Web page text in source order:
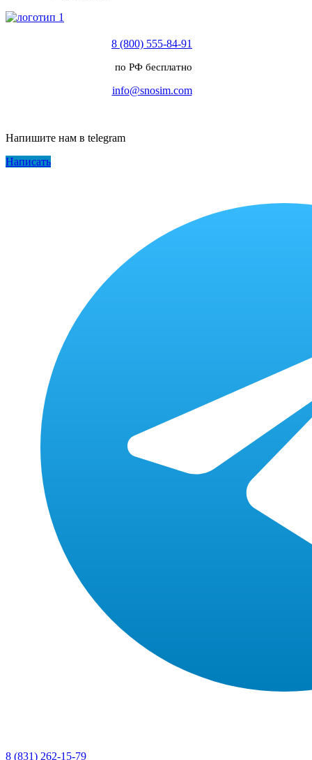
8 (800) 555-84-91
по РФ бесплатно
info@snosim.com
Напишите нам в telegram
Написать
8 (831) 262-15-79